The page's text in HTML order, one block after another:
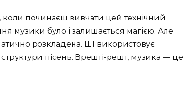
починаєш вивчати цей технічний
музики було і залишається магією. Але
розкладена. ШІ використовує
пісень. Врешті-решт, музика — це